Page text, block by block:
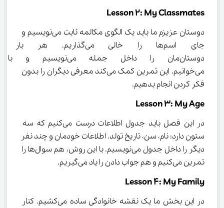
Lesson 2: My Classmates
دوستان عزیزم ما باید یک الگوی مکالمه ثابت می‌نویسیم و
جای اسم‌ها را خالی
دوستان‌مان را داخل جمله
می‌خوانیم. این تمرین کمک می‌کند معرفی دیگران را بدون
فکر کردن انجام بدهیم.
Lesson 3: My Age
در این فصل باید جدول اطلاعات درست می‌کنیم که سه
ستون دارد: نام، سن، تاریخ تولد. اطلاعات خودمان و چند نفر
دیگر را داخل جدول می‌نویسیم. با این روش، هم سوال‌ها را
تمرین می‌کنیم و هم جواب دادن را یاد می‌گیریم.
Lesson 4: My Family
در این بخش ما یک نقشه خانوادگی ساده می‌کشیم. کنار